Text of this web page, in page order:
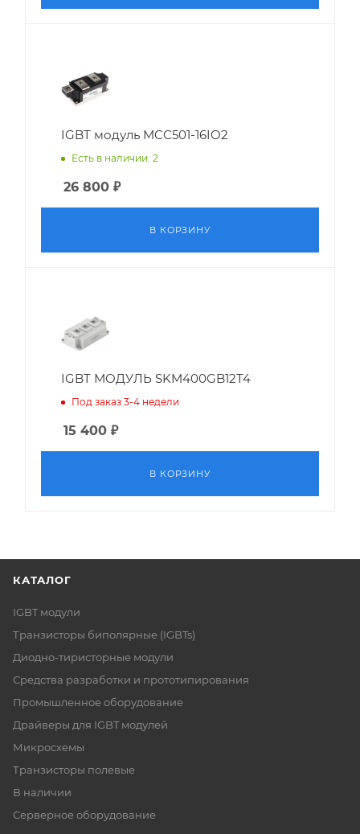
IGBT модуль MCC501-16IO2
Есть в наличии: 2
26 800 ₽
В КОРЗИНУ
IGBT МОДУЛЬ SKM400GB12T4
Под заказ 3-4 недели
15 400 ₽
В КОРЗИНУ
КАТАЛОГ
IGBT модули
Транзисторы биполярные (IGBTs)
Диодно-тиристорные модули
Средства разработки и прототипирования
Промышленное оборудование
Драйверы для IGBT модулей
Микросхемы
Транзисторы полевые
В наличии
Серверное оборудование